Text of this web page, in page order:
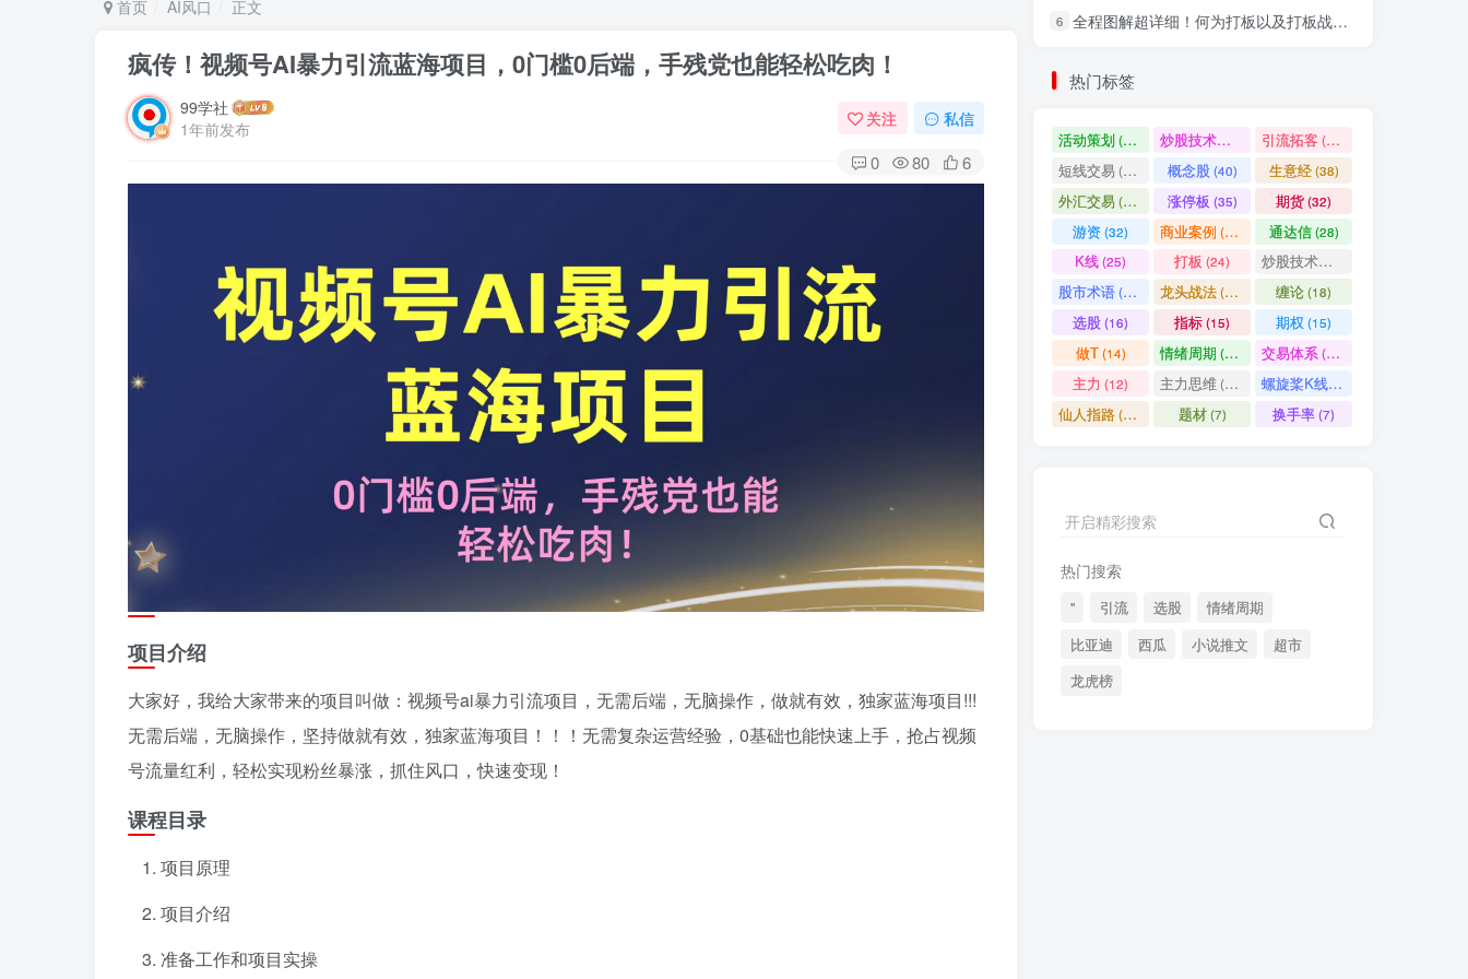
首页 AI风口 正文
疯传！视频号AI暴力引流蓝海项目，0门槛0后端，手残党也能轻松吃肉！
99学社
1年前发布
关注 私信
0 80 6
项目介绍
大家好，我给大家带来的项目叫做：视频号ai暴力引流项目，无需后端，无脑操作，做就有效，独家蓝海项目!!!
无需后端，无脑操作，坚持做就有效，独家蓝海项目！！！无需复杂运营经验，0基础也能快速上手，抢占视频
号流量红利，轻松实现粉丝暴涨，抓住风口，快速变现！
课程目录
项目原理
项目介绍
准备工作和项目实操
6 全程图解超详细！何为打板以及打板战法的精髓
热门标签
活动策划(49) 炒股技术指标 (48)引流拓客(46)
短线交易 (40) 概念股(40) 生意经(38)
外汇交易(37) 涨停板 (35) 期货(32)
游资 (32) 商业案例 (30) 通达信(28)
K线(25) 打板 (24) 炒股技术形态
股市术语(21) 龙头战法(20) 缠论(18)
选股(16) 指标(15) 期权 (15)
做T(14) 情绪周期 (14) 交易体系(12)
主力 (12) 主力思维 (12) 螺旋桨K线
(11)
仙人指路(10) 题材(7) 换手率(7)
开启精彩搜索
热门搜索
" 引流 选股
情绪周期
比亚迪
西瓜 小说推文
超市
龙虎榜
七日阅读量排名
满足你的好奇心
热门文章 最新发布 随机推荐
1 超级简单！同花顺K线界面显示行业概念指标代码图解
2 股票打板、上板、封板、翘板、炸板是什么意思？炒股你必须懂的暗语！
短线交易必须要懂的术语有哪些？股票分时水上、水下是什么意思？
6 全程图解超详细！何为打板以及打板战法的精髓